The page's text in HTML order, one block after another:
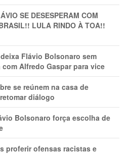
SE DESESPERAM COM
LULA RINDO À TOA!!
Flávio Bolsonaro sem
Alfredo Gaspar para vice
se reúnem na casa de
diálogo
Bolsonaro força escolha de
proferir ofensas racistas e